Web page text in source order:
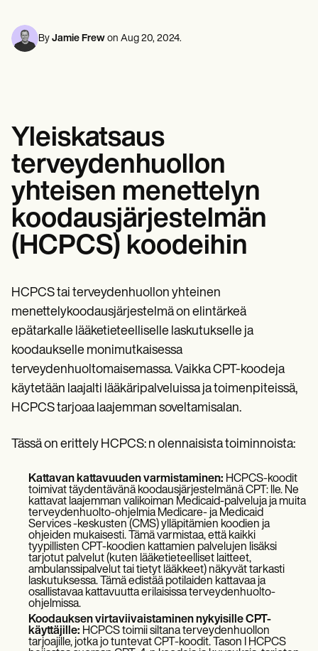
Ravitsemusasiantuntijat ja ravitsemusterapeutit
Fysioterapeutit
Blogeja
Resurssioppaat
Vertailu
Sovellusoppaat
Mallipohjat
ICD-koodit
Procedure Codes
Superbill-malli
SOAP-muistiinpanomalli
Hoitosuunnitelman malli
Social Work Treatment Plans
DAR Note Template
Patient Visit Summary Template
Help Center
Demos
Training Hub
Webinars
Switch to Carepatron
Become a Partner
Login
Massage therapists
Personal trainers
By Jamie Frew on Aug 20, 2024.
Yleiskatsaus
terveydenhuollon
yhteisen menettelyn
koodausjärjestelmän
(HCPCS) koodeihin
HCPCS tai terveydenhuollon yhteinen
menettelykoodausjärjestelmä on elintärkeä
epätarkalle lääketieteelliselle laskutukselle ja
koodaukselle monimutkaisessa
terveydenhuoltomaisemassa. Vaikka CPT-koodeja
käytetään laajalti lääkäripalveluissa ja toimenpiteissä,
HCPCS tarjoaa laajemman soveltamisalan.
Tässä on erittely HCPCS: n olennaisista toiminnoista:
Kattavan kattavuuden varmistaminen: HCPCS-koodit
toimivat täydentävänä koodausjärjestelmänä CPT: lle. Ne
kattavat laajemman valikoiman Medicaid-palveluja ja muita
terveydenhuolto-ohjelmia Medicare- ja Medicaid
Services -keskusten (CMS) ylläpitämien koodien ja
ohjeiden mukaisesti. Tämä varmistaa, että kaikki
tyypillisten CPT-koodien kattamien palvelujen lisäksi
tarjotut palvelut (kuten lääketieteelliset laitteet,
ambulanssipalvelut tai tietyt lääkkeet) näkyvät tarkasti
laskutuksessa. Tämä edistää potilaiden kattavaa ja
osallistavaa kattavuutta erilaisissa terveydenhuolto-
ohjelmissa.
Koodauksen virtaviivaistaminen nykyisille CPT-
käyttäjille: HCPCS toimii siltana terveydenhuollon
tarjoajille, jotka jo tuntevat CPT-koodit. Tason I HCPCS